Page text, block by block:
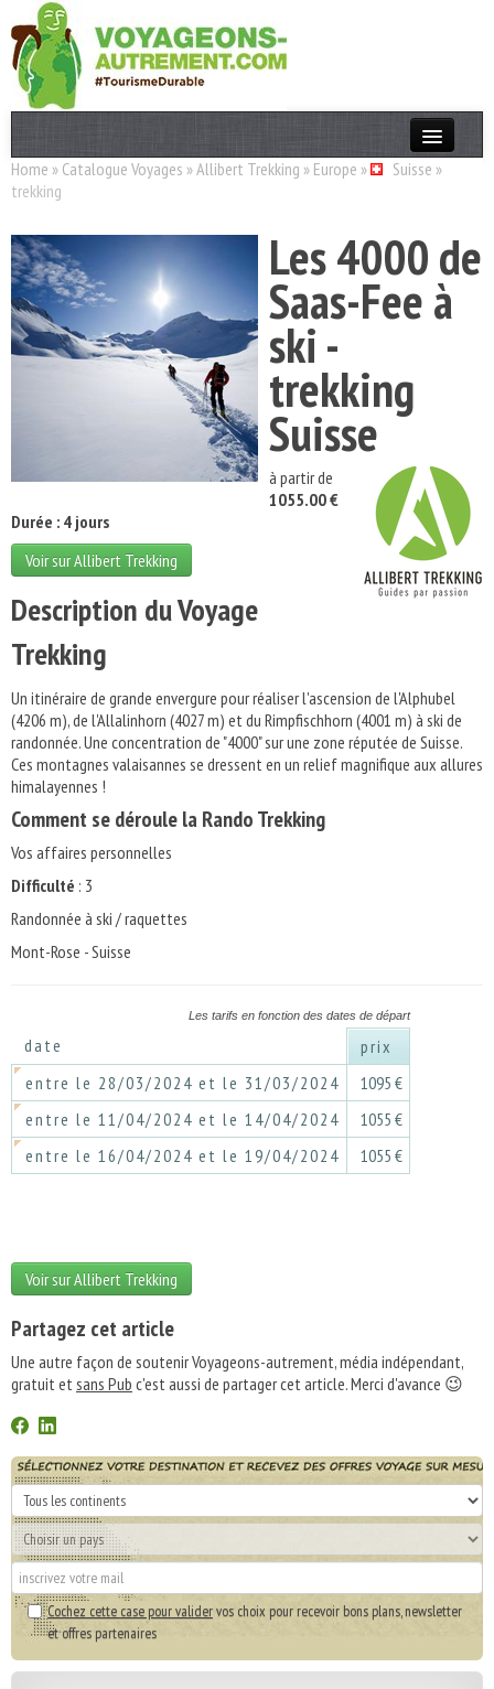
Actualités
Destinations
Acteurs
Thèmes
OK
Home » Catalogue Voyages »Allibert Trekking » Europe » Suisse »
trekking
Les 4000 de
Saas-Fee à
ski -
trekking
Suisse
à partir de
1055.00 €
Durée : 4 jours
Voir sur Allibert Trekking
Description du Voyage
Trekking
Un itinéraire de grande envergure pour réaliser l'ascension de l'Alphubel
(4206 m), de l'Allalinhorn (4027 m) et du Rimpfischhorn (4001 m) à ski de
randonnée. Une concentration de "4000" sur une zone réputée de Suisse.
Ces montagnes valaisannes se dressent en un relief magnifique aux allures
himalayennes !
Comment se déroule la Rando Trekking
Vos affaires personnelles
Difficulté : 3
Randonnée à ski / raquettes
Mont-Rose - Suisse
Les tarifs en fonction des dates de départ
date
prix
entre le 28/03/2024 et le 31/03/2024
1095 €
entre le 11/04/2024 et le 14/04/2024
1055 €
entre le 16/04/2024 et le 19/04/2024
1055 €
Voir sur Allibert Trekking
Partagez cet article
Une autre façon de soutenir Voyageons-autrement, média indépendant,
gratuit etsans Pub c'est aussi de partager cet article. Merci d'avance 😉
Cochez cette case pour validervos choix pour recevoir bons plans, newsletter
et offres partenaires